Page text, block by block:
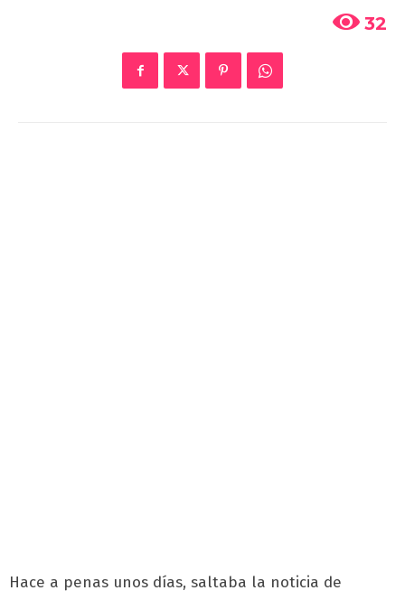
32
Hace a penas unos días, saltaba la noticia de